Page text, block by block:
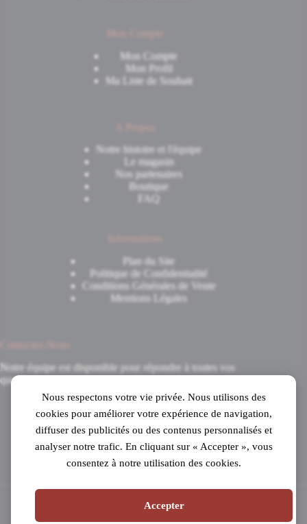
Nous respectons votre vie privée. Nous utilisons des
cookies pour améliorer votre expérience de navigation,
diffuser des publicités ou des contenus personnalisés et
analyser notre trafic. En cliquant sur « Accepter », vous
consentez à notre utilisation des cookies.
Accepter
Mon Compte
Mon Profil
Ma Liste de Souhait
Notre histoire et l'équipe
Le magasin
Nos partenaires
Boutique
FAQ
Plan du Site
Politique de Confidentialité
Conditions Générales de Vente
Mentions Légales
Contactez-Nous
Notre équipe est disponible pour répondre à toutes vos
questions.
8 Avenue du 8 Mai 1945
31520 Ramonville-Saint-Agne
Mardi au samedi
de 10h à 19h en continu